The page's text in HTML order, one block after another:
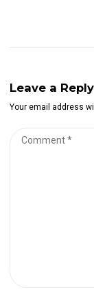
Leave a Reply
Your email address
Comment